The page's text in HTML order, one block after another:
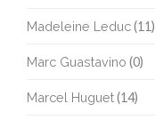
Madeleine Leduc(11)
Marc Guastavino (0)
Marcel Huguet(14)